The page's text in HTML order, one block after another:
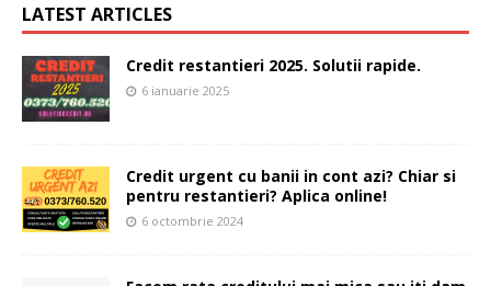
LATEST ARTICLES
Credit restantieri 2025. Solutii rapide.
6 ianuarie 2025
Credit urgent cu banii in cont azi? Chiar si
pentru restantieri? Aplica online!
6 octombrie 2024